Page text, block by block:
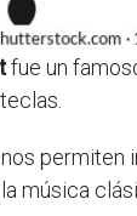
fue un
música